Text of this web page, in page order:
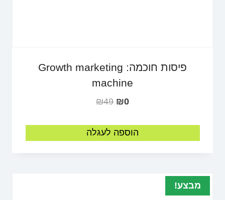
פיסות חוכמה: Growth marketing
machine
₪49 ₪0
הוספה לעגלה
מבצע!